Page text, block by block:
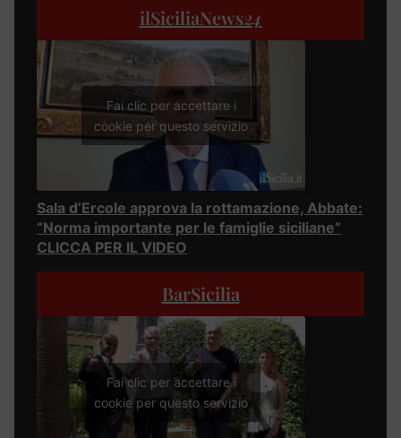
ilSiciliaNews24
Fai clic per accettare i
cookie per questo servizio
Sala d’Ercole approva la rottamazione, Abbate:
“Norma importante per le famiglie siciliane”
CLICCA PER IL VIDEO
BarSicilia
Fai clic per accettare i
cookie per questo servizio